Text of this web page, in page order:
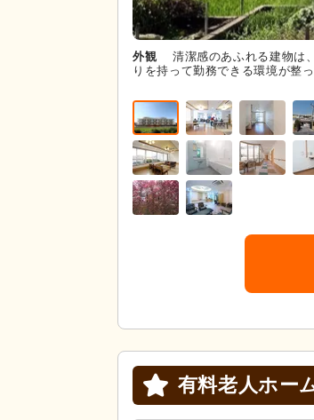
外観
清潔感のあふれる建物は
りを持って勤務できる環境が整っ
有料老人ホー